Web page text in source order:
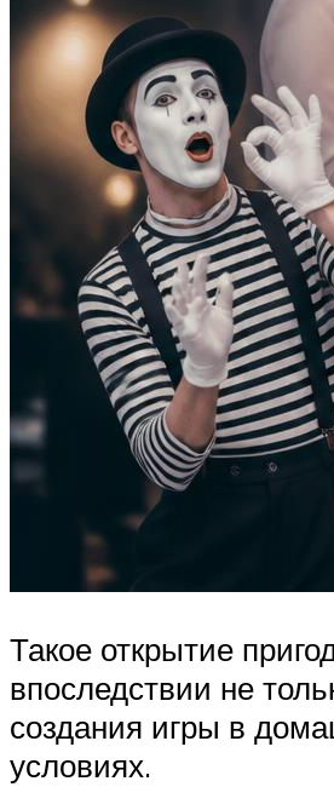
Такое открытие
впоследствии не
создания игры в
условиях.